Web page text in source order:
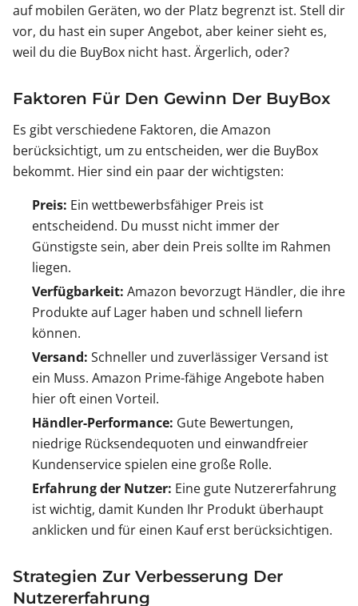
auf mobilen Geräten, wo der Platz begrenzt ist. Stell dir
vor, du hast ein super Angebot, aber keiner sieht es,
weil du die BuyBox nicht hast. Ärgerlich, oder?
Faktoren Für Den Gewinn Der BuyBox
Es gibt verschiedene Faktoren, die Amazon
berücksichtigt, um zu entscheiden, wer die BuyBox
bekommt. Hier sind ein paar der wichtigsten:
Preis: Ein wettbewerbsfähiger Preis ist
entscheidend. Du musst nicht immer der
Günstigste sein, aber dein Preis sollte im Rahmen
liegen.
Verfügbarkeit: Amazon bevorzugt Händler, die ihre
Produkte auf Lager haben und schnell liefern
können.
Versand: Schneller und zuverlässiger Versand ist
ein Muss. Amazon Prime-fähige Angebote haben
hier oft einen Vorteil.
Händler-Performance: Gute Bewertungen,
niedrige Rücksendequoten und einwandfreier
Kundenservice spielen eine große Rolle.
Erfahrung der Nutzer: Eine gute Nutzererfahrung
ist wichtig, damit Kunden Ihr Produkt überhaupt
anklicken und für einen Kauf erst berücksichtigen.
Strategien Zur Verbesserung Der
Nutzererfahrung